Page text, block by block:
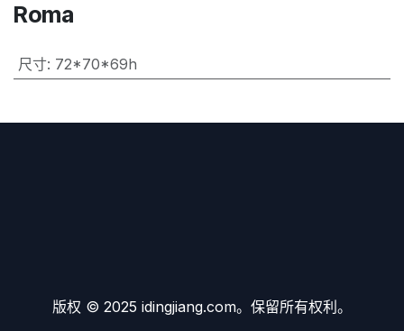
Roma
尺寸: 72*70*69h
版权 © 2025 idingjiang.com。保留所有权利。